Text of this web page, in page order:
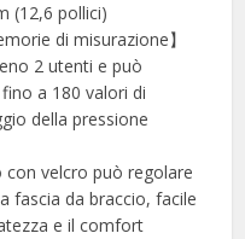
(12,6 pollici)
di misurazione】
2 utenti e può
a 180 valori di
della pressione
con velcro può regolare
fascia da braccio, facile
e il comfort